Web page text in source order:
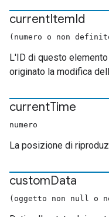
currentItemId
(numero o non
L'ID di questo
originato la modifica
currentTime
numero
La posizione di
customData
(oggetto non null o